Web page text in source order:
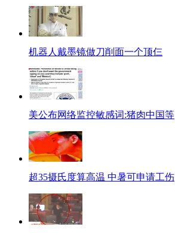
机器人戴墨镜做刀削面一个顶仨
美公布网络监控敏感词:猪肉中国等
超35摄氏度算高温 中暑可申请工伤